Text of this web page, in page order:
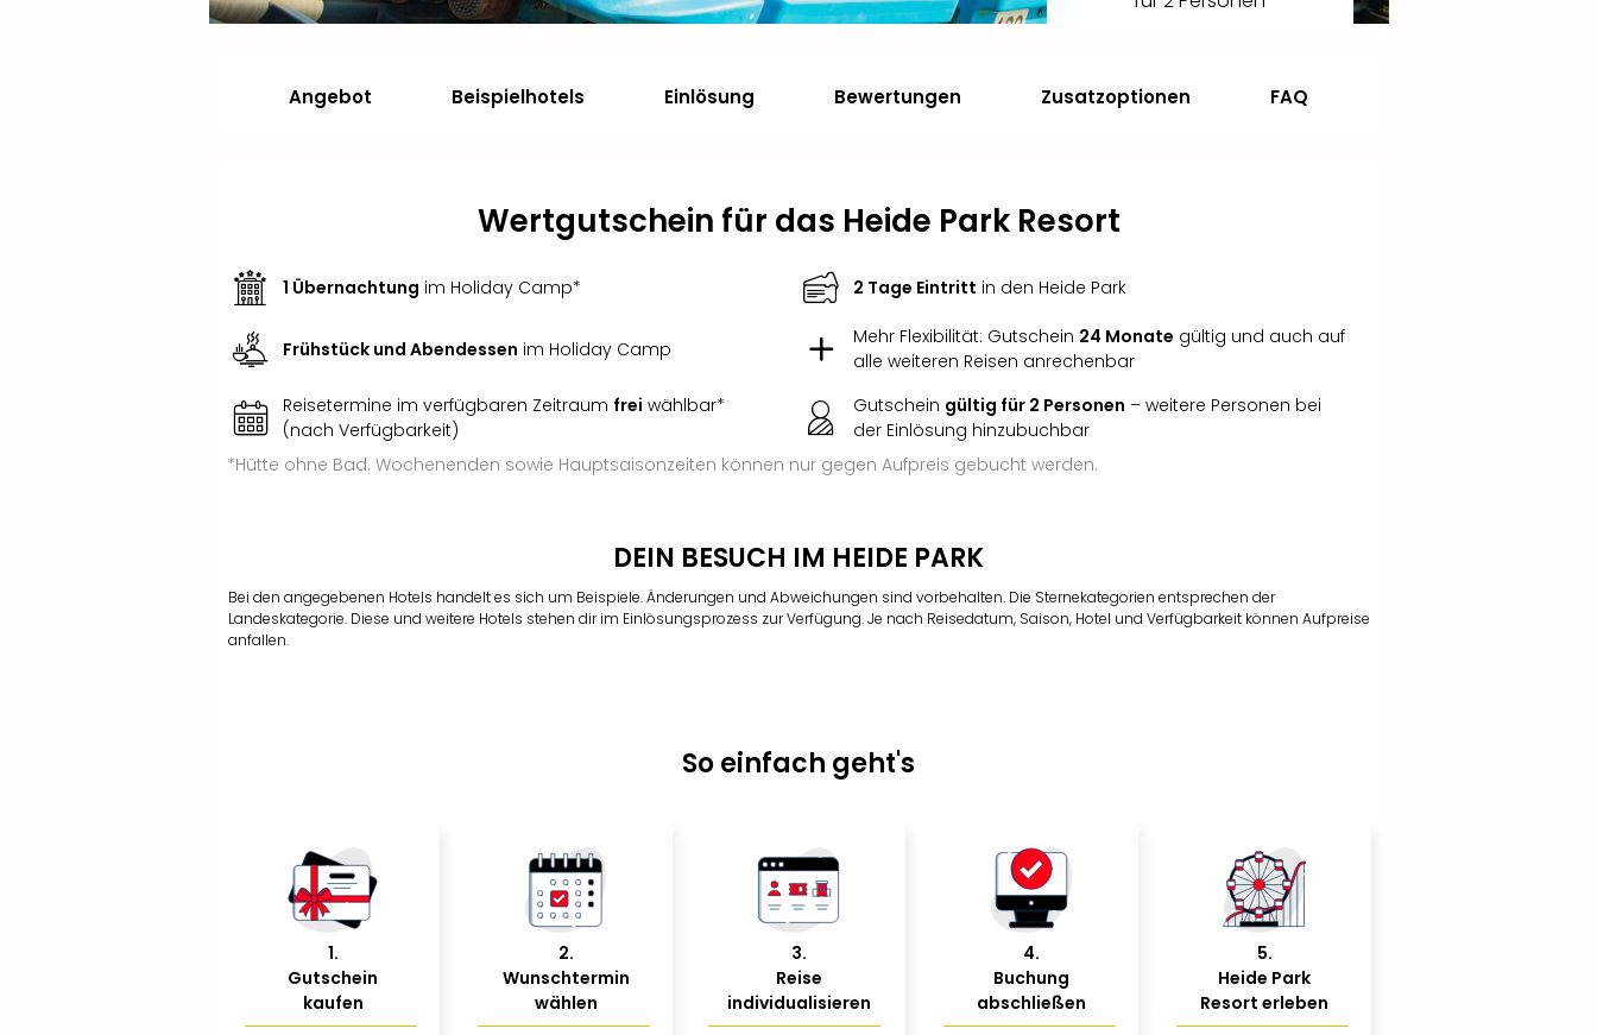
Angebot Beispielhotels Einlösung Bewertungen Zusatzoptionen FAQ
Wertgutschein für das Heide Park Resort
1 Übernachtung im Holiday Camp* 2 Tage Eintritt in den Heide Park
Frühstück und Abendessen im Holiday Camp
Mehr Flexibilität: Gutschein 24 Monate gültig und auch auf
alle weiteren Reisen anrechenbar
Reisetermine im verfügbaren Zeitraum frei wählbar*
(nach Verfügbarkeit)
Gutschein gültig für 2 Personen – weitere Personen bei
der Einlösung hinzubuchbar
*Hütte ohne Bad. Wochenenden sowie Hauptsaisonzeiten können nur gegen Aufpreis gebucht werden.
DEIN BESUCH IM HEIDE PARK
Bei den angegebenen Hotels handelt es sich um Beispiele. Änderungen und Abweichungen sind vorbehalten. Die Sternekategorien entsprechen der
Landeskategorie. Diese und weitere Hotels stehen dir im Einlösungsprozess zur Verfügung. Je nach Reisedatum, Saison, Hotel und Verfügbarkeit können Aufpreise
anfallen.
So einfach geht's
1.
Gutschein
kaufen
2.
Wunschtermin
wählen
3.
Reise
individualisieren
4.
Buchung
abschließen
5.
Heide Park
Resort erleben